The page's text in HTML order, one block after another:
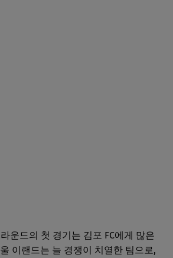
운드의 첫 경기는 김포 FC에게 많은
이랜드는 늘 경쟁이 치열한 팀으로,